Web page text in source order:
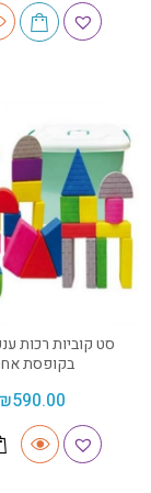
בקופסת
590.00